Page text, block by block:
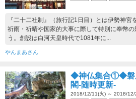
『二十二社制』（旅行記1日目）とは伊勢神宮
祈雨・祈晴や国家的大事に際して特別に奉幣
う。創設は白河天皇時代で1081年に...
やんまあさん
◆神仏集合①◆磐
閣-随時更新-
2018/12/11(火) ～ 2018/12/